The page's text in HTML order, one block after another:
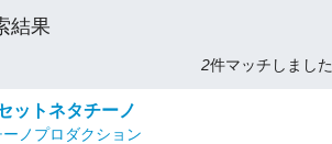
結果
2件マッチしました
ットネタチーノ
ーノプロダクション